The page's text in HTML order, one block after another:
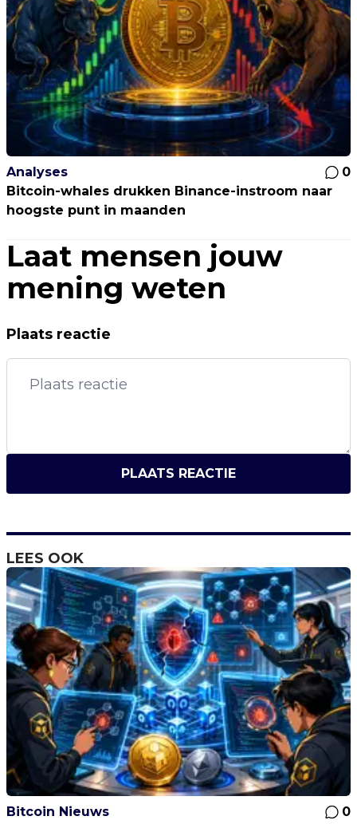
Analyses
0
Bitcoin-whales drukken Binance-instroom naar
hoogste punt in maanden
Laat mensen jouw
mening weten
Plaats reactie
PLAATS REACTIE
LEES OOK
Bitcoin Nieuws
0